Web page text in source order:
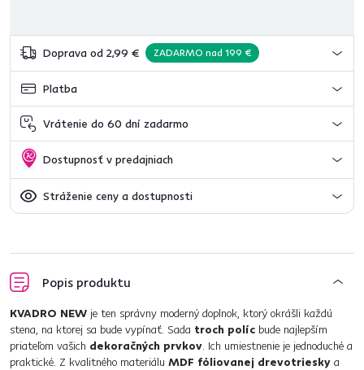
Doprava od 2,99 € ZADARMO nad 199 €
Platba
Vrátenie do 60 dní zadarmo
Dostupnosť v predajniach
Stráženie ceny a dostupnosti
Popis produktu
KVADRO NEW je ten správny moderný doplnok, ktorý okrášli každú
stena, na ktorej sa bude vypínať. Sada troch políc bude najlepším
priateľom vašich dekoračných prvkov. Ich umiestnenie je jednoduché a
praktické. Z kvalitného materiálu MDF fóliovanej drevotriesky a